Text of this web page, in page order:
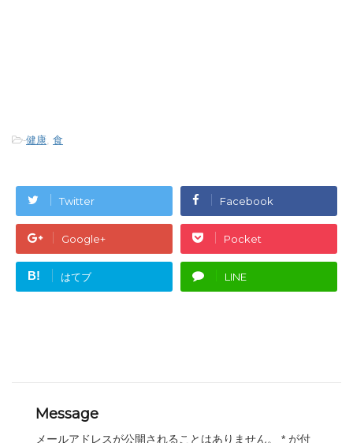
-健康, 食
Twitter Facebook
Google+ Pocket
B! はてブ LINE
Message
メールアドレスが公開されることはありません。 * が付